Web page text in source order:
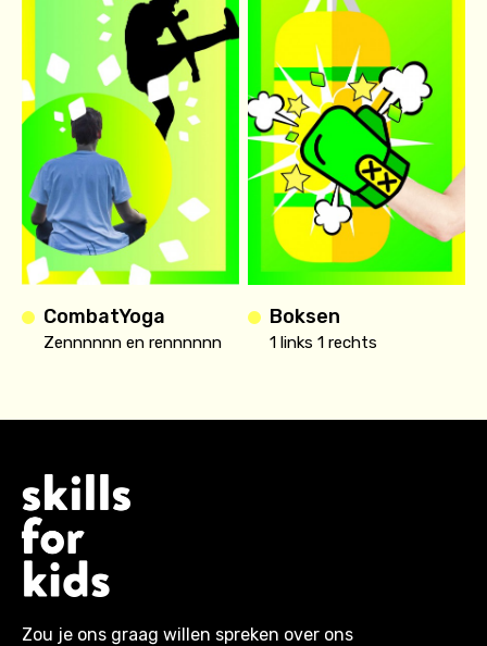
CombatYoga
Zennnnnn en rennnnnn
Boksen
1 links 1 rechts
Zou je ons graag willen spreken over ons